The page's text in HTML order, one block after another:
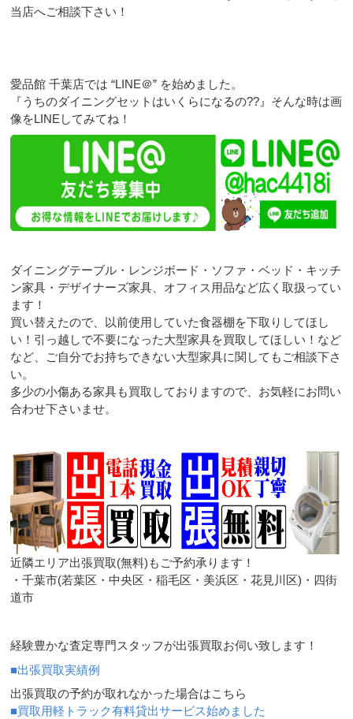
当店へご相談下さい！
愛品館 千葉店では “LINE＠” を始めました。
『うちのダイニングセットはいくらになるの??』そんな時は画
像をLINEしてみてね！
ダイニングテーブル・レンジボード・ソファ・ベッド・キッチ
ン家具・デザイナーズ家具、オフィス用品など広く取扱ってい
ます！
買い替えたので、以前使用していた食器棚を下取りしてほし
い！引っ越しで不要になった大型家具を買取してほしい！など
など、ご自分でお持ちできない大型家具に関してもご相談下さ
い。
多少の小傷ある家具も買取しておりますので、お気軽にお問い
合わせ下さいませ。
近隣エリア出張買取(無料)もご予約承ります！
・千葉市(若葉区・中央区・稲毛区・美浜区・花見川区)・四街
道市
経験豊かな査定専門スタッフが出張買取お伺い致します！
■出張買取実績例
出張買取の予約が取れなかった場合はこちら
■買取用軽トラック有料貸出サービス始めました